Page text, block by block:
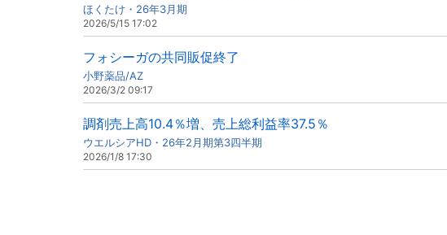
ほくたけ・26年3月期
2026/5/15 17:02
フォシーガの共同販促終了
小野薬品/AZ
2026/3/2 09:17
調剤売上高10.4％増、売上総利益率37.5％
ウエルシアHD・26年2月期第3四半期
2026/1/8 17:30